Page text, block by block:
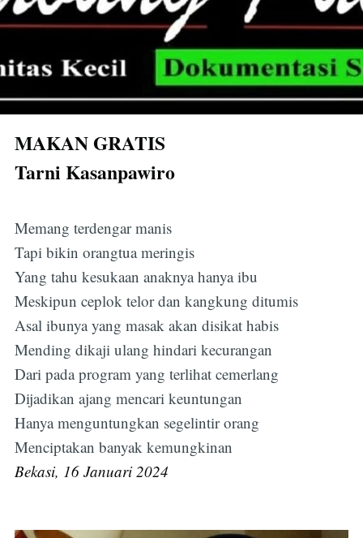
MAKAN GRATIS
Tarni Kasanpawiro
Memang terdengar manis
Tapi bikin orangtua meringis
Yang tahu kesukaan anaknya hanya ibu
Meskipun ceplok telor dan kangkung ditumis
Asal ibunya yang masak akan disikat habis
Mending dikaji ulang hindari kecurangan
Dari pada program yang terlihat cemerlang
Dijadikan ajang mencari keuntungan
Hanya menguntungkan segelintir orang
Menciptakan banyak kemungkinan
Bekasi, 16 Januari 2024